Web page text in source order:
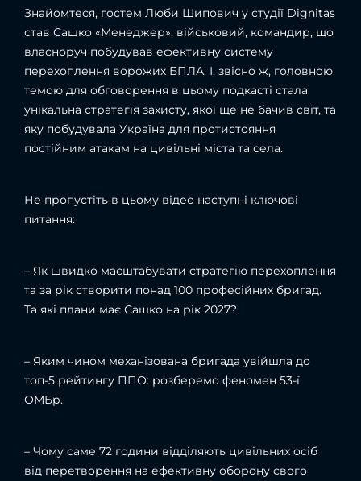
Знайомтеся, гостем Люби Шипович у студії Dignitas
став Сашко «Менеджер», військовий, командир, що
власноруч побудував ефективну систему
перехоплення ворожих БПЛА. І, звісно ж, головною
темою для обговорення в цьому подкасті стала
унікальна стратегія захисту, якої ще не бачив світ, та
яку побудувала Україна для протистояння
постійним атакам на цивільні міста та села.
Не пропустіть в цьому відео наступні ключові
питання:
– Як швидко масштабувати стратегію перехоплення
та за рік створити понад 100 професійних бригад.
Та які плани має Сашко на рік 2027?
– Яким чином механізована бригада увійшла до
топ-5 рейтингу ППО: розберемо феномен 53-ї
ОМБр.
– Чому саме 72 години відділяють цивільних осіб
від перетворення на ефективну оборону свого